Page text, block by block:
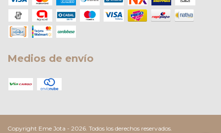
Medios de envío
Copyright Eme Jota - 2026. Todos los derechos reservados.